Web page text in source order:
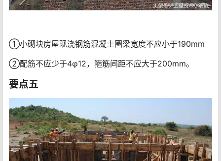
①小砌块房屋现浇钢筋混凝土圈梁宽度不应小于190mm
②配筋不应少于4φ12，箍筋间距不应大于200mm。
要点五